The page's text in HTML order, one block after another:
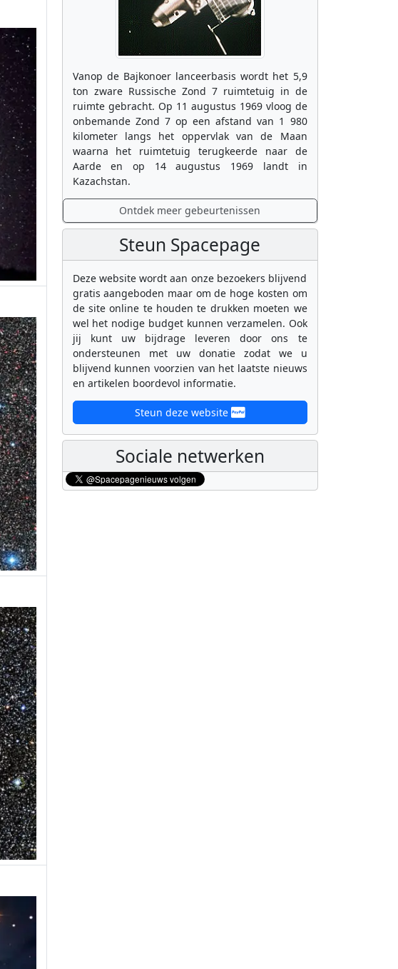
Vanop de Bajkonoer lanceerbasis wordt het 5,9
ton zware Russische Zond 7 ruimtetuig in de
ruimte gebracht. Op 11 augustus 1969 vloog de
onbemande Zond 7 op een afstand van 1 980
kilometer langs het oppervlak van de Maan
waarna het ruimtetuig terugkeerde naar de
Aarde en op 14 augustus 1969 landt in
Kazachstan.
Ontdek meer gebeurtenissen
Steun Spacepage
Deze website wordt aan onze bezoekers blijvend
gratis aangeboden maar om de hoge kosten om
de site online te houden te drukken moeten we
wel het nodige budget kunnen verzamelen. Ook
jij kunt uw bijdrage leveren door ons te
ondersteunen met uw donatie zodat we u
blijvend kunnen voorzien van het laatste nieuws
en artikelen boordevol informatie.
Steun deze website
Sociale netwerken